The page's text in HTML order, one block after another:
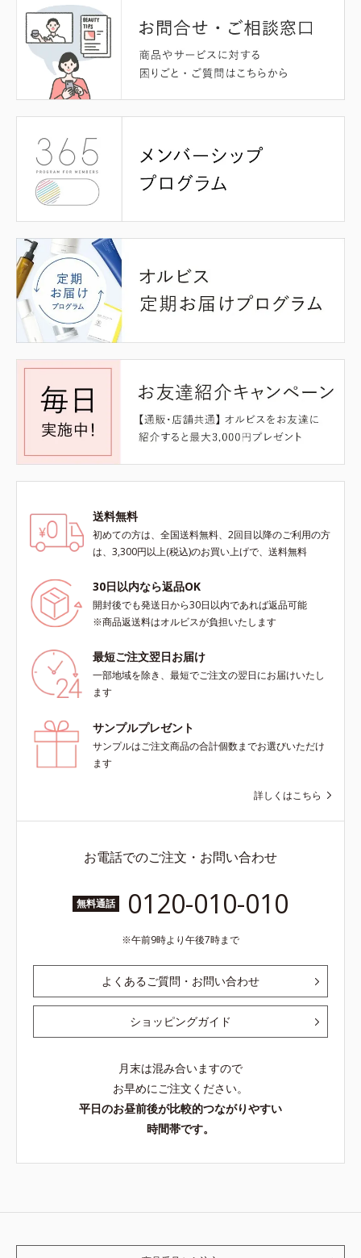
送料無料
初めての方は、全国送料無料、2回目以降のご利用の方
は、3,300円以上(税込)のお買い上げで、送料無料
30日以内なら返品OK
開封後でも発送日から30日以内であれば返品可能
※商品返送料はオルビスが負担いたします
最短ご注文翌日お届け
一部地域を除き、最短でご注文の翌日にお届けいたし
ます
サンプルプレゼント
サンプルはご注文商品の合計個数までお選びいただけ
ます
詳しくはこちら
お電話でのご注文・お問い合わせ
無料通話 0120-010-010
午前9時より午後7時まで
よくあるご質問・お問い合わせ
ショッピングガイド
月末は混み合いますので
お早めにご注文ください。
平日のお昼前後が比較的つながりやすい
時間帯です。